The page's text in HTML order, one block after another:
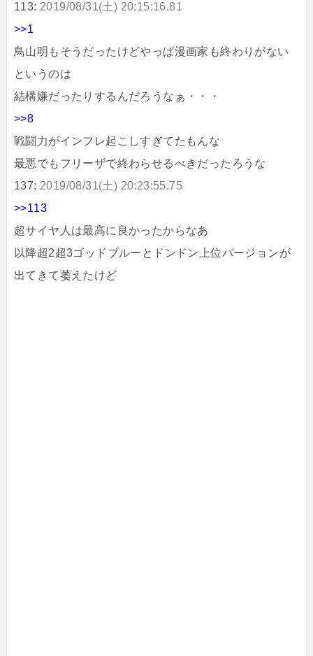
113: 2019/08/31(土) 20:15:16.81
>>1
鳥山明もそうだったけどやっぱ漫画家も終わりがない
というのは
結構嫌だったりするんだろうなぁ・・・
>>8
戦闘力がインフレ起こしすぎてたもんな
最悪でもフリーザで終わらせるべきだったろうな
137: 2019/08/31(土) 20:23:55.75
>>113
超サイヤ人は最高に良かったからなあ
以降超2超3ゴッドブルーとドンドン上位バージョンが
出てきて萎えたけど